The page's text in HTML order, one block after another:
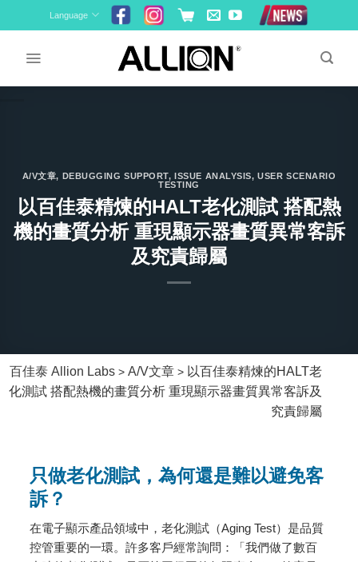
to
Language
A/V文章, DEBUGGING SUPPORT,ISSUE ANALYSIS,USER SCENARIO
TESTING
以百佳泰精煉的HALT老化測試 搭配熱
機的畫質分析 重現顯示器畫質異常客訴
及究責歸屬
百佳泰 Allion Labs >A/V文章 > 以百佳泰精煉的HALT老
化測試 搭配熱機的畫質分析 重現顯示器畫質異常客訴及
究責歸屬
只做老化測試，為何還是難以避免客
訴？
在電子顯示產品領域中，老化測試（Aging Test）是品質
控管重要的一環。許多客戶經常詢問：「我們做了數百